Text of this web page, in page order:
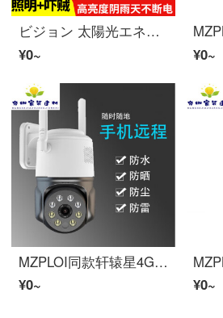
ビジョン 太陽光エネルギーアウトドアシミュレーション監視人体感应防犯カメラ新农村庭院照明防贼灯超亮防水偽監視灯
¥0~
¥0~
MZPLOI同款轩辕星4Gワイヤレス監視防犯カメラ室外HD夜視球机リモートで对讲フルカラー監視防犯カメラ T30A
¥0~
¥0~